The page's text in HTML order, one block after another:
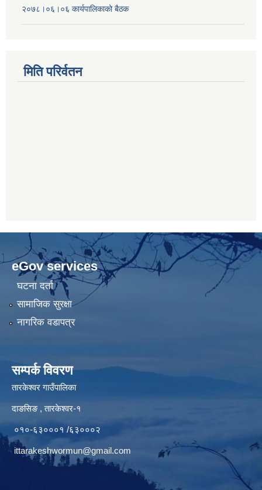
२०७८।०६।०६ कार्यपालिकाको बैठक
मिति परिर्वतन
eGov services
घटना दर्ता
सामाजिक सुरक्षा
नागरिक वडापत्र
सम्पर्क विवरण
तारकेश्वर गाउँपालिका
दाङसिङ , तारकेश्वर-१
०१०-६३०००१ /६३०००२
ittarakeshwormun@gmail.com